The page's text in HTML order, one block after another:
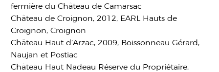
fermière du Château de Camarsac
Château de Croignon, 2012, EARL Hauts de
Croignon, Croignon
Château Haut d’Arzac, 2009, Boissonneau Gérard,
Naujan et Postiac
Château Haut Nadeau Réserve du Propriétaire,